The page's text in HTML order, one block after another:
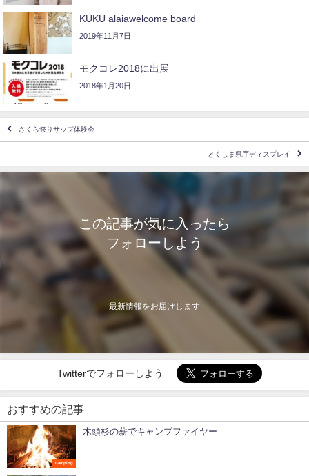
KUKU alaiawelcome board
2019年11月7日
モクコレ2018に出展
2018年1月20日
さくら祭りサップ体験会
とくしま県庁ディスプレイ
この記事が気に入ったら
フォローしよう
最新情報をお届けします
Twitterでフォローしよう
おすすめの記事
Camping
木頭杉の薪でキャンプファイヤー